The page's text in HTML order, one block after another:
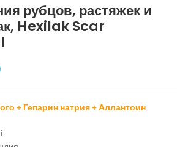
рубцов, растяжек и
Hexilak Scar
+ Гепарин натрия + Аллантоин